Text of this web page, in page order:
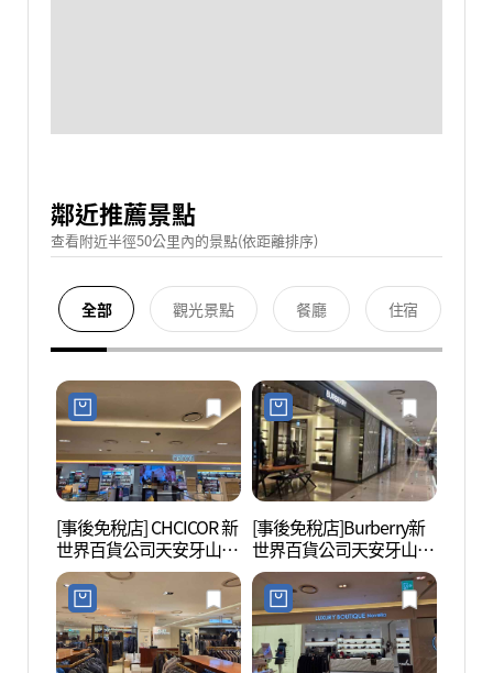
鄰近推薦景點
查看附近半徑50公里內的景點(依距離排序)
全部 觀光景點 餐廳 住宿
[事後免稅店] CHCICOR 新
世界百貨公司天安牙山店
(시코르 신세계백화점 천
안아산점)
[事後免稅店]Burberry新
世界百貨公司天安牙山店
(버버리 신세계백화점 천
안아산점)